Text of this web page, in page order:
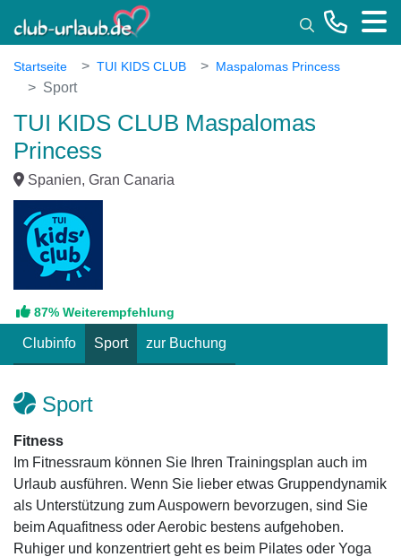
Startseite TUI KIDS CLUB Maspalomas Princess
Sport
TUI KIDS CLUB Maspalomas
Princess
Spanien, Gran Canaria
87% Weiterempfehlung
Clubinfo Sport zur Buchung
Sport
Fitness
Im Fitnessraum können Sie Ihren Trainingsplan auch im
Urlaub ausführen. Wenn Sie lieber etwas Gruppendynamik
als Unterstützung zum Auspowern bevorzugen, sind Sie
beim Aquafitness oder Aerobic bestens aufgehoben.
Ruhiger und konzentriert geht es beim Pilates oder Yoga